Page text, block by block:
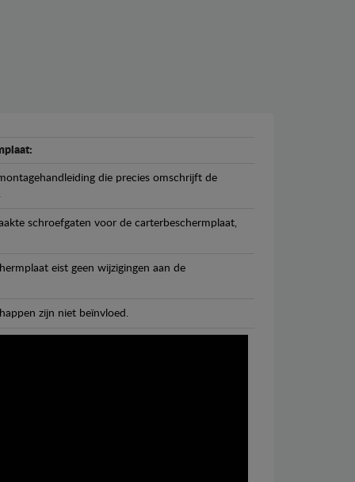
die precies omschrijft de
schroefgaten voor de carterbeschermplaat,
eist geen wijzigingen aan de
zijn niet beïnvloed.